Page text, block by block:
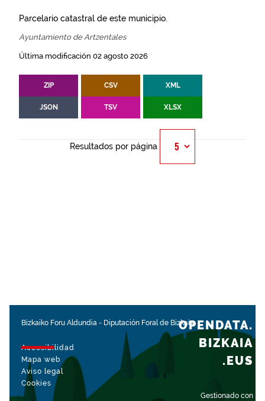
Parcelario catastral de este municipio.
Ayuntamiento de Artzentales
Última modificación 02 agosto 2026
ZIP CSV XML
JSON TSV XLSX
Resultados por página
Bizkaiko Foru Aldundia - Diputación Foral de Bizkaia
Accesibilidad
Mapa web
Aviso legal
Cookies
Gestionado con
OPENDATA.
BIZKAIA
.EUS